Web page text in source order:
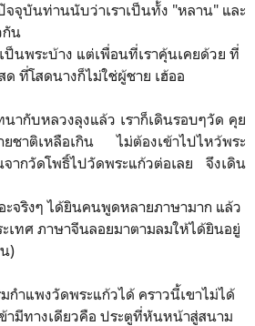
จุบันท่านนับว่าเราเป็นทั้ง "หลาน" และ
กัน
นพระบ้าง แต่เพื่อนที่เราคุ้นเคยด้วย ที่
ที่โสดนางก็ไม่ใช่ผู้ชาย เฮ้ออ
กับหลวงลุงแล้ว เราก็เดินรอบๆวัด คุย
ยชาติเหลือเกิน ไม่ต้องเข้าไปไหว้พระ
ากวัดโพธิ์ไปวัดพระแก้วต่อเลย จึงเดิน
จริงๆ ได้ยินคนพูดหลายภาษามาก แล้ว
เทศ ภาษาจีนลอยมาตามลมให้ได้ยินอยู่
)
กำแพงวัดพระแก้วได้ คราวนี้เขาไม่ได้
ามีทางเดียวคือ ประตูที่หันหน้าสู่สนาม